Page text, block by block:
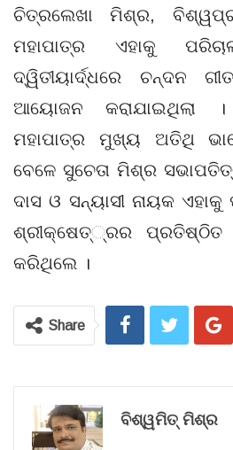
ଚିତ୍ରଲେଖା ମିଶ୍ର,
ମହାପାତ୍ର ଏହାକୁ
ଦ୍ୱିତୀୟାର୍ଦ୍ଧରେ ଚନ୍ଦନ
ଆୟୋଜନ କରାଯାଇଥିଲା ।
ମହାପାତ୍ର ମୁଖ୍ୟ ଅତିଥି
ବେଳେ ସୁଚେତା ମିଶ୍ର
ଦାସ ଓ ସନ୍ୟାସୀ ନାୟକ
ଶ୍ରୀକ୍ଷେତ୍‌୍ରର ପ୍ରତିଷ୍ଠିତ
କରିଥିଲେ ।
Share
ବିଶ୍ୱମିତ୍ ମିଶ୍ର